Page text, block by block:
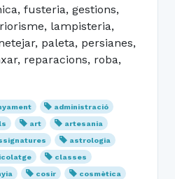
fusteria, gestions,
lampisteria,
paleta, persianes,
reparacions, roba,
administració
art
artesania
astrologia
classes
cosir
cosmètica